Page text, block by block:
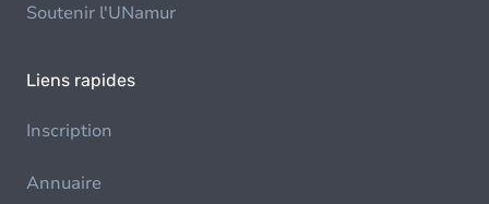
Soutenir l'UNamur
Liens rapides
Inscription
Annuaire